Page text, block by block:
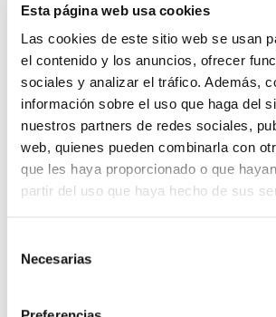
Esta página web usa cookies
Las cookies de este sitio web se usan
el contenido y los anuncios, ofrecer
sociales y analizar el tráfico. Además,
información sobre el uso que haga del
nuestros partners de redes sociales,
web, quienes pueden combinarla con
que les haya proporcionado o que
partir del uso que haya hecho de sus
Necesarias
Ajustar tus expectativas y reducir la
posible con una combinación de
cambios de mentalidad. Aquí tienes
respaldadas por expertos:
Establece metas realistas y
Evita la presión de tener un verano
Plantéate objetivos alcanzables y
logros, aunque sean pequeños.
tu propio ritmo y acepta que no todo
Aunque el verano suele romper la
ciertos hábitos (horarios de sueño,